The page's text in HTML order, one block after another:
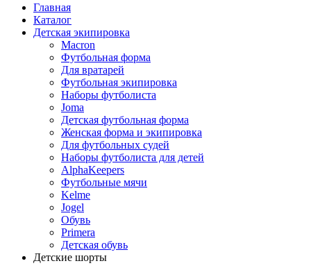
Главная
Каталог
Детская экипировка
Macron
Футбольная форма
Для вратарей
Футбольная экипировка
Наборы футболиста
Joma
Детская футбольная форма
Женская форма и экипировка
Для футбольных судей
Наборы футболиста для детей
AlphaKeepers
Футбольные мячи
Kelme
Jogel
Обувь
Primera
Детская обувь
Детские шорты